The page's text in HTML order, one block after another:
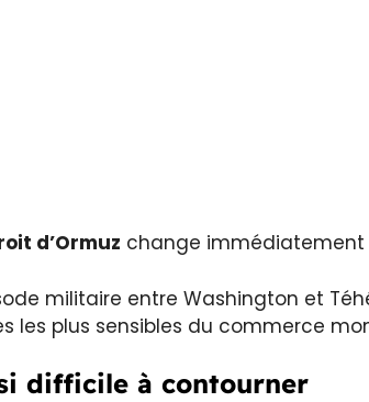
d’Ormuz change immédiatement
militaire entre Washington et
les plus sensibles du commerce
difficile à contourner